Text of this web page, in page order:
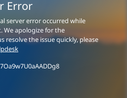
Error
server error occurred while
We apologize for the
resolve the issue quickly, please